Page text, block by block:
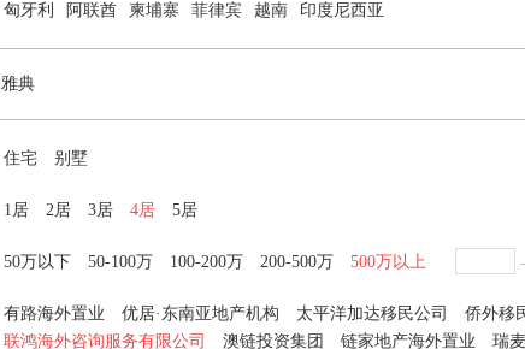
匈牙利
阿联酋 柬埔寨 菲律宾 越南 印度尼西亚
雅典
住宅 别墅
1居 2居 3居 4居 5居
50万以下 50-100万 100-200万 200-500万 500万以上
有路海外置业 优居·东南亚地产机构 太平洋加达移民公司 侨外移
联鸿海外咨询服务有限公司
澳链投资集团 链家地产海外置业 瑞